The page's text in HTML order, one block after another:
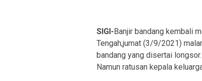
SIGI-Banjir bandang kembali
Tengah,jumat (3/9/2021)
bandang yang disertai
Namun ratusan kepala